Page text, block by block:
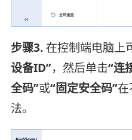
步骤3.在控制端电脑上
设备ID”，然后单击“连
全码”或“固定安全码”在
法。